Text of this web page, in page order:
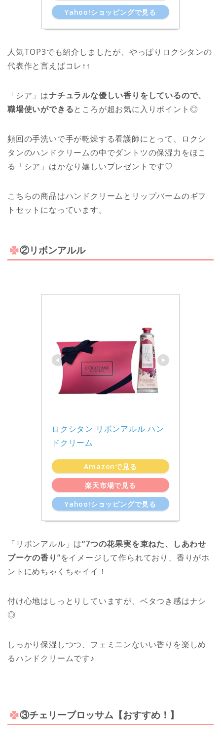
Yahoo!ショッピングで見る
人気TOP3でも紹介しましたが、やっぱりロクシタンの
代表作と言えばコレ↑↑
「シア」はナチュラルな優しい香りをしているので、
職場使いができるところが超お気に入りポイント◎
頻回の手洗いで手が乾燥する看護師にとって、ロクシ
タンのハンドクリームの中でダントツの保湿力をほこ
る「シア」はかなり嬉しいプレゼントです♡
こちらの商品はハンドクリームとリップバームのギフ
トセットになっています。
②リボンアルル
ロクシタン リボンアルル ハン
ドクリーム
Amazonで見る
楽天市場で見る
Yahoo!ショッピングで見る
「リボンアルル」は“7つの花果実を束ねた、しあわせ
ブーケの香り”をイメージして作られており、香りがホ
ントにめちゃくちゃイイ！
付け心地はしっとりしていますが、ベタつき感はナシ
◎
しっかり保湿しつつ、フェミニンないい香りを楽しめ
るハンドクリームです♪
③チェリーブロッサム【おすすめ！】